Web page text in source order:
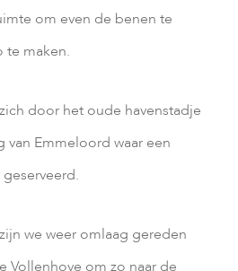
om even de benen te
te maken.
door het oude havenstadje
Emmeloord waar een
we weer omlaag gereden
Vollenhove om zo naar de